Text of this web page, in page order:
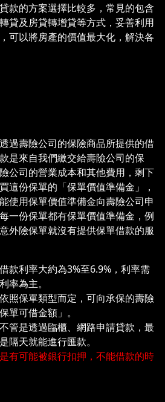
款的方案選擇比較多，常見的包含
貸及房貸轉增貸等方式，妥善利用
可以將房產的價值最大化，解決各
過壽險公司的保險商品所提供的借
是來自我們繳交給壽險公司的保
公司的營業成本和其他費用，剩下
這份保單的「保單價值準備金」，
使用保單價值準備金向壽險公司申
一份保單都有保單價值準備金，例
外險保單就沒有提供保單借款的服
款利率大約為3%至6.9%，利率需
率為主。
照保單類型而定，可向承保的壽險
單可借金額」。
管是透過臨櫃、網路申請貸款，最
隔天就能進行匯款。
有可能被銀行扣押，不能借款的時